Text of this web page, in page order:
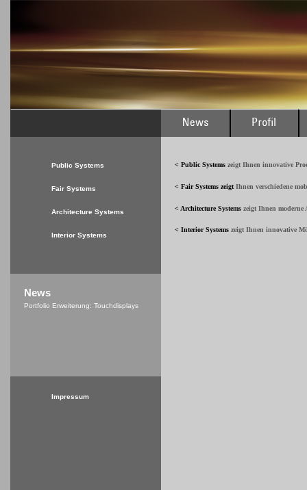
< Public Systems zeigt Ihnen innovative
< Fair Systems zeigt Ihnen verschiedene
< Architecture Systems zeigt Ihnen
< Interior Systems zeigt Ihnen innovative
Public Systems
Fair Systems
Architecture Systems
Interior Systems
News
Portfolio Erweiterung: Touchdisplays
Impressum